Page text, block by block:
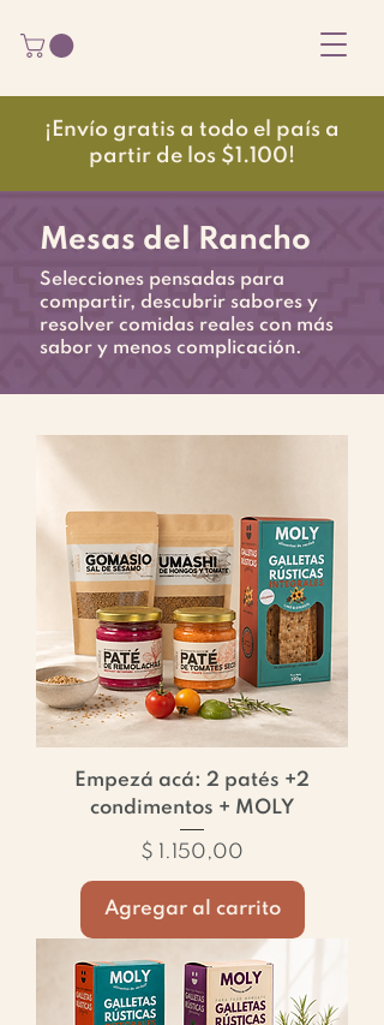
¡Envío gratis a todo el país a
partir de los $1.100!
Mesas del Rancho
Selecciones pensadas para
compartir, descubrir sabores y
resolver comidas reales con más
sabor y menos complicación.
Empezá acá: 2 patés +2
condimentos + MOLY
Precio
$ 1.150,00
Agregar al carrito